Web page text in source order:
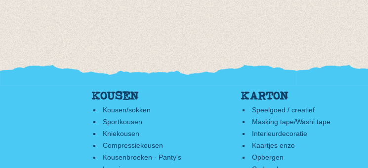
KOUSEN
Kousen/sokken
Sportkousen
Kniekousen
Compressiekousen
Kousenbroeken - Panty's
KARTON
Speelgoed / creatief
Masking tape/Washi tape
Interieurdecoratie
Kaartjes enzo
Opbergen